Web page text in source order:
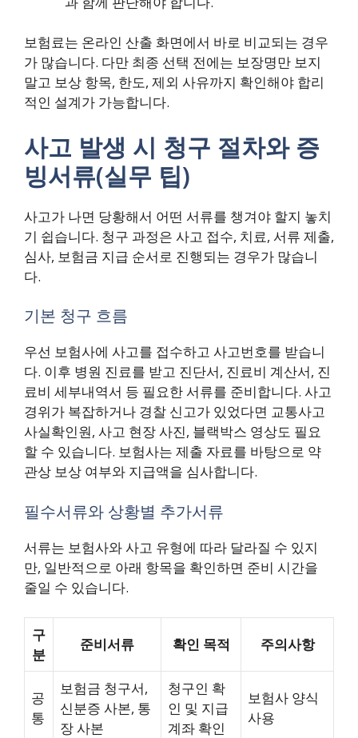
보험료는 온라인 산출 화면에서 바로 비교되는 경우
가 많습니다. 다만 최종 선택 전에는 보장명만 보지
말고 보상 항목, 한도, 제외 사유까지 확인해야 합리
적인 설계가 가능합니다.
사고 발생 시 청구 절차와 증
빙서류(실무 팁)
사고가 나면 당황해서 어떤 서류를 챙겨야 할지 놓치
기 쉽습니다. 청구 과정은 사고 접수, 치료, 서류 제출,
심사, 보험금 지급 순서로 진행되는 경우가 많습니
다.
기본 청구 흐름
우선 보험사에 사고를 접수하고 사고번호를 받습니
다. 이후 병원 진료를 받고 진단서, 진료비 계산서, 진
료비 세부내역서 등 필요한 서류를 준비합니다. 사고
경위가 복잡하거나 경찰 신고가 있었다면 교통사고
사실확인원, 사고 현장 사진, 블랙박스 영상도 필요
할 수 있습니다. 보험사는 제출 자료를 바탕으로 약
관상 보상 여부와 지급액을 심사합니다.
필수서류와 상황별 추가서류
서류는 보험사와 사고 유형에 따라 달라질 수 있지
만, 일반적으로 아래 항목을 확인하면 준비 시간을
줄일 수 있습니다.
구
분
준비서류 확인 목적 주의사항
공
통
보험금 청구서,
신분증 사본, 통
장 사본
청구인 확
인 및 지급
계좌 확인
보험사 양식
사용